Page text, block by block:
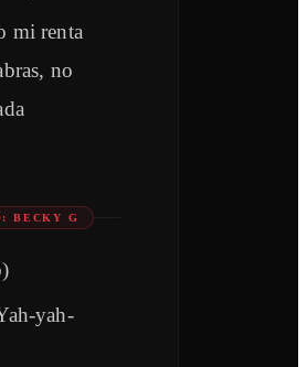
mi renta
no
BECKY G
yah-